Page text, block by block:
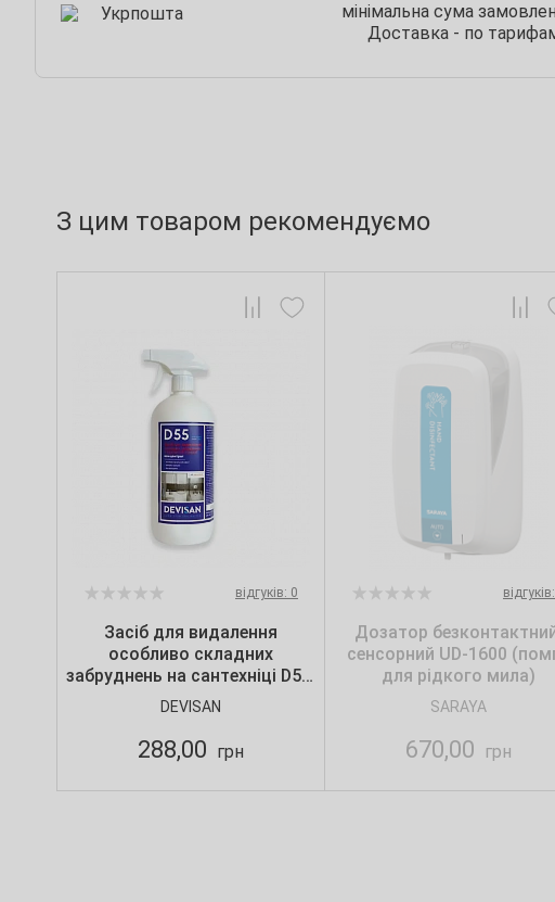
Укрпошта
мінімальна сума
Доставка - по
З цим товаром рекомендуємо
відгуків: 0
Засіб для видалення
особливо складних
забруднень на сантехніці D55,
1 л, Devisan
DEVISAN
288,00 грн
Дозатор
сенсорний UD-1600
для рідкого мила)
SARAYA
670,00 грн